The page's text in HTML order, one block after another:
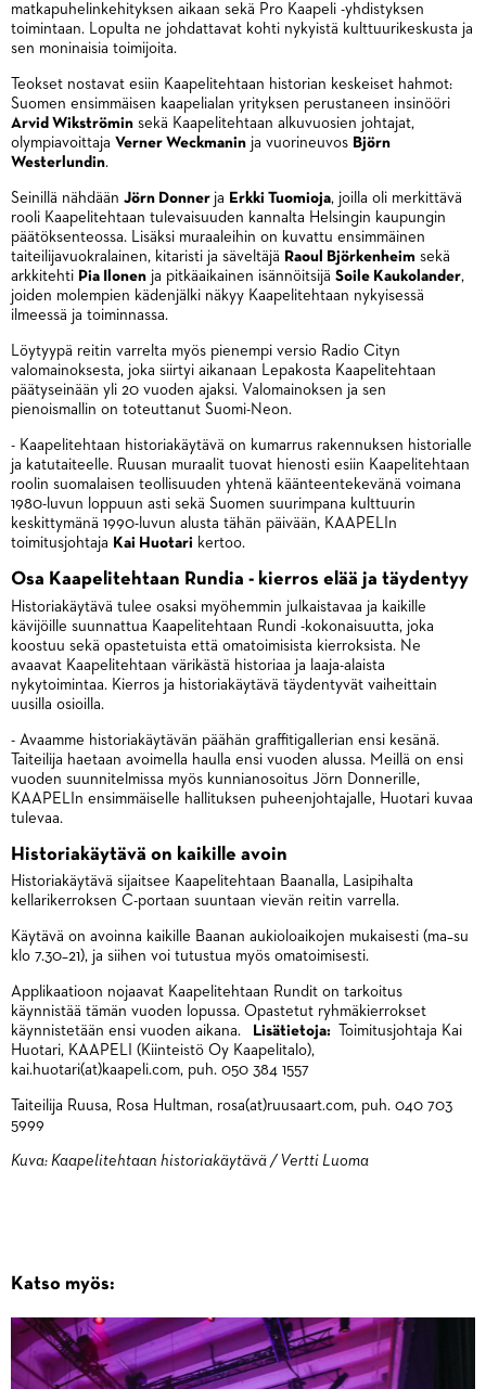
matkapuhelinkehityksen aikaan sekä Pro Kaapeli -yhdistyksen
toimintaan. Lopulta ne johdattavat kohti nykyistä kulttuurikeskusta ja
sen moninaisia toimijoita.
Teokset nostavat esiin Kaapelitehtaan historian keskeiset hahmot:
Suomen ensimmäisen kaapelialan yrityksen perustaneen insinööri
Arvid Wikströmin sekä Kaapelitehtaan alkuvuosien johtajat,
olympiavoittaja Verner Weckmanin ja vuorineuvos Björn
Westerlundin.
Seinillä nähdään Jörn Donner ja Erkki Tuomioja, joilla oli merkittävä
rooli Kaapelitehtaan tulevaisuuden kannalta Helsingin kaupungin
päätöksenteossa. Lisäksi muraaleihin on kuvattu ensimmäinen
taiteilijavuokralainen, kitaristi ja säveltäjä Raoul Björkenheim sekä
arkkitehti Pia Ilonen ja pitkäaikainen isännöitsijä Soile Kaukolander,
joiden molempien kädenjälki näkyy Kaapelitehtaan nykyisessä
ilmeessä ja toiminnassa.
Löytyypä reitin varrelta myös pienempi versio Radio Cityn
valomainoksesta, joka siirtyi aikanaan Lepakosta Kaapelitehtaan
päätyseinään yli 20 vuoden ajaksi. Valomainoksen ja sen
pienoismallin on toteuttanut Suomi-Neon.
- Kaapelitehtaan historiakäytävä on kumarrus rakennuksen historialle
ja katutaiteelle. Ruusan muraalit tuovat hienosti esiin Kaapelitehtaan
roolin suomalaisen teollisuuden yhtenä käänteentekevänä voimana
1980-luvun loppuun asti sekä Suomen suurimpana kulttuurin
keskittymänä 1990-luvun alusta tähän päivään, KAAPELIn
toimitusjohtaja Kai Huotari kertoo.
Osa Kaapelitehtaan Rundia - kierros elää ja täydentyy
Historiakäytävä tulee osaksi myöhemmin julkaistavaa ja kaikille
kävijöille suunnattua Kaapelitehtaan Rundi -kokonaisuutta, joka
koostuu sekä opastetuista että omatoimisista kierroksista. Ne
avaavat Kaapelitehtaan värikästä historiaa ja laaja-alaista
nykytoimintaa. Kierros ja historiakäytävä täydentyvät vaiheittain
uusilla osioilla.
- Avaamme historiakäytävän päähän graffitigallerian ensi kesänä.
Taiteilija haetaan avoimella haulla ensi vuoden alussa. Meillä on ensi
vuoden suunnitelmissa myös kunnianosoitus Jörn Donnerille,
KAAPELIn ensimmäiselle hallituksen puheenjohtajalle, Huotari kuvaa
tulevaa.
Historiakäytävä on kaikille avoin
Historiakäytävä sijaitsee Kaapelitehtaan Baanalla, Lasipihalta
kellarikerroksen C-portaan suuntaan vievän reitin varrella.
Käytävä on avoinna kaikille Baanan aukioloaikojen mukaisesti (ma–su
klo 7.30–21), ja siihen voi tutustua myös omatoimisesti.
Applikaatioon nojaavat Kaapelitehtaan Rundit on tarkoitus
käynnistää tämän vuoden lopussa. Opastetut ryhmäkierrokset
käynnistetään ensi vuoden aikana.
Lisätietoja:
Toimitusjohtaja Kai
Huotari, KAAPELI (Kiinteistö Oy Kaapelitalo),
kai.huotari(at)kaapeli.com, puh. 050 384 1557
Taiteilija Ruusa, Rosa Hultman, rosa(at)ruusaart.com, puh. 040 703
5999
Kuva: Kaapelitehtaan historiakäytävä / Vertti Luoma
Katso myös: